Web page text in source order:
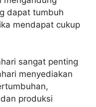
dapat tumbuh
mendapat cukup
sangat penting
menyediakan
produksi